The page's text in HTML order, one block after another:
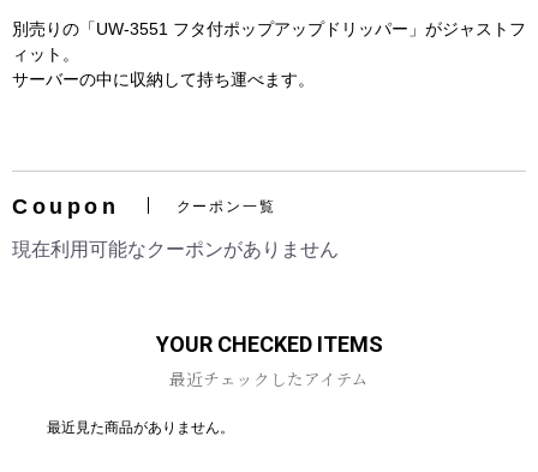
別売りの「UW-3551 フタ付ポップアップドリッパー」がジャストフ
ィット。
サーバーの中に収納して持ち運べます。
Coupon クーポン一覧
現在利用可能なクーポンがありません
YOUR CHECKED ITEMS
最近チェックしたアイテム
最近見た商品がありません。